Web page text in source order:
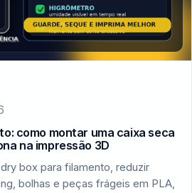
como montar uma caixa seca
na impressão 3D
box para filamento, reduzir
bolhas e peças frágeis em PLA,